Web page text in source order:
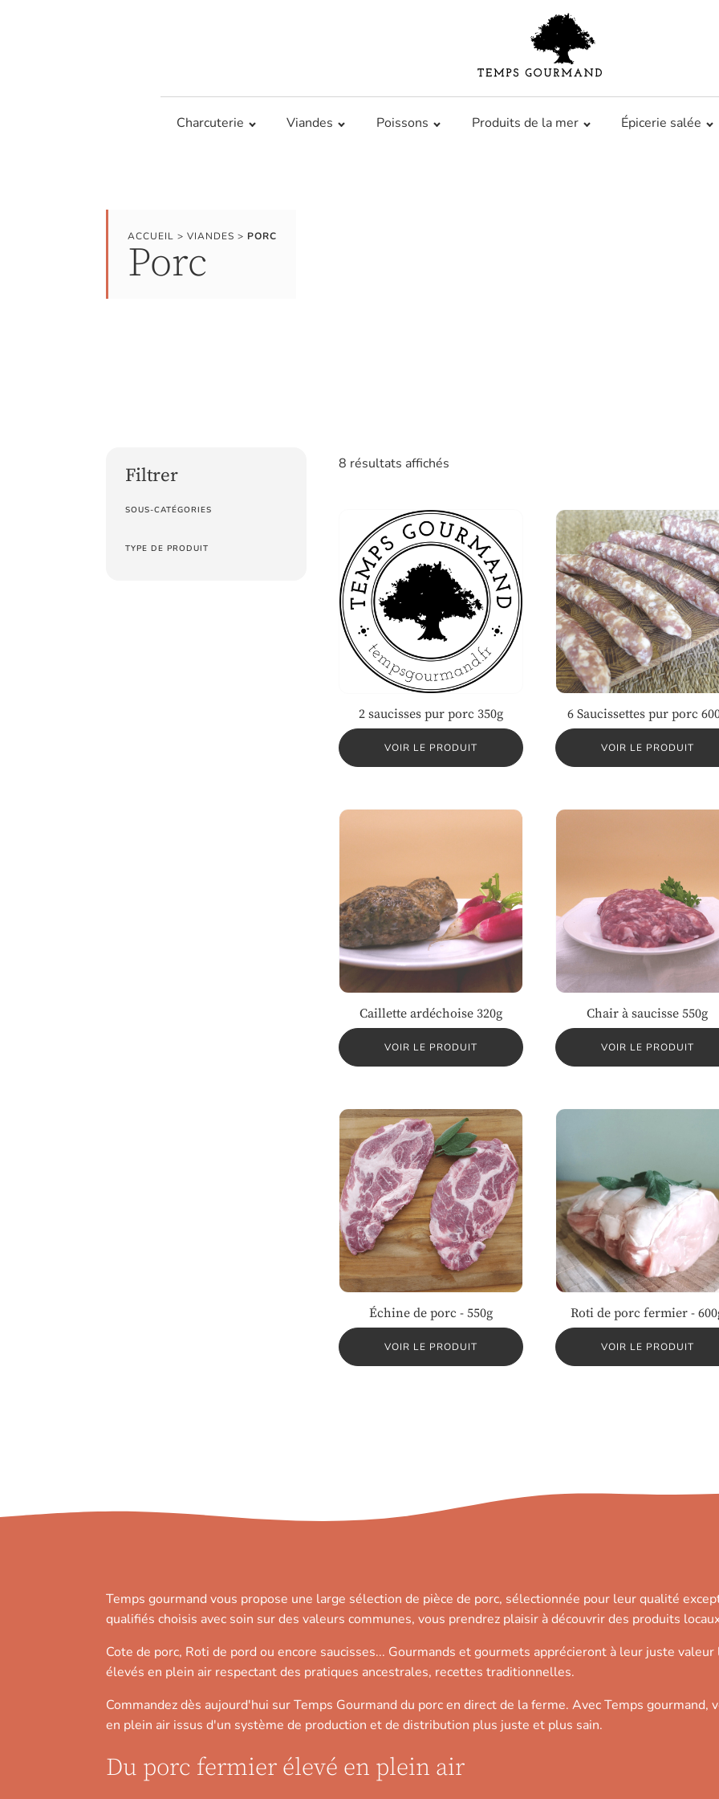
Charcuterie Viandes Poissons Produits de la mer Épicerie salée
ACCUEIL > VIANDES > PORC
Porc
Filtrer
SOUS-CATÉGORIES
TYPE DE PRODUIT
8 résultats affichés
2 saucisses pur porc 350g
VOIR LE PRODUIT
6 Saucissettes pur porc
VOIR LE PRODUIT
Caillette ardéchoise 320g
VOIR LE PRODUIT
Chair à saucisse 550g
VOIR LE PRODUIT
Échine de porc - 550g
VOIR LE PRODUIT
Roti de porc fermier -
VOIR LE PRODUIT
Temps gourmand vous propose une large sélection de pièce de porc, sélectionnée pour leur qualité
qualifiés choisis avec soin sur des valeurs communes, vous prendrez plaisir à découvrir des produits
Cote de porc, Roti de pord ou encore saucisses... Gourmands et gourmets apprécieront à leur juste
élevés en plein air respectant des pratiques ancestrales, recettes traditionnelles.
Commandez dès aujourd'hui sur Temps Gourmand du porc en direct de la ferme. Avec Temps gourmand,
en plein air issus d'un système de production et de distribution plus juste et plus sain.
Du porc fermier élevé en plein air